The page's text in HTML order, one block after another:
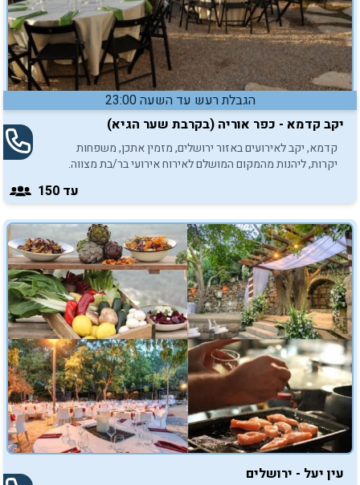
הגבלת רעש עד השעה 23:00
יקב קדמא - כפר אוריה (בקרבת שער הגיא)
קדמא, יקב לאירועים באזור ירושלים, מזמין אתכן, משפחות
יקרות, ליהנות מהמקום המושלם לאירוח אירועי בר/בת מצווה.
עד 150
עין יעל - ירושלים